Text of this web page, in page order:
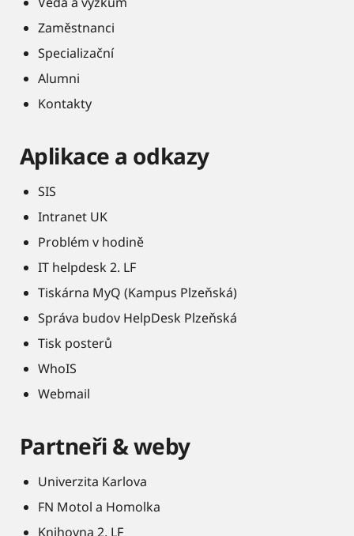
Zaměstnanci
Specializační
Alumni
Kontakty
Aplikace a odkazy
SIS
Intranet UK
Problém v hodině
IT helpdesk 2. LF
Tiskárna MyQ (Kampus Plzeňská)
Správa budov HelpDesk Plzeňská
Tisk posterů
WhoIS
Webmail
Partneři & weby
Univerzita Karlova
FN Motol a Homolka
Knihovna 2. LF